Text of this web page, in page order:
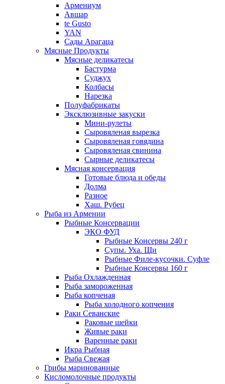
Армениум
Авшар
te Gusto
YAN
Сады Арагаца
Мясные Продукты
Мясные деликатесы
Бастурма
Суджух
Колбасы
Нарезка
Полуфабрикаты
Эксклюзивные закуски
Мини-рулеты
Сыровяленая вырезка
Сыровяленая говядина
Сыровяленая свинина
Сырные деликатесы
Мясная консервация
Готовые блюда и обеды
Долма
Разное
Хаш. Рубец
Рыба из Армении
Рыбные Консервации
ЭКО ФУД
Рыбные Консервы 240 г
Супы. Уха. Щи
Рыбные Филе-кусочки. Суфле
Рыбные Консервы 160 г
Рыба Охлажденная
Рыба замороженная
Рыба копченая
Рыба холодного копчения
Раки Севанские
Раковые шейки
Живые раки
Варенные раки
Икра Рыбная
Рыба Свежая
Грибы маринованные
Кисломолочные продукты